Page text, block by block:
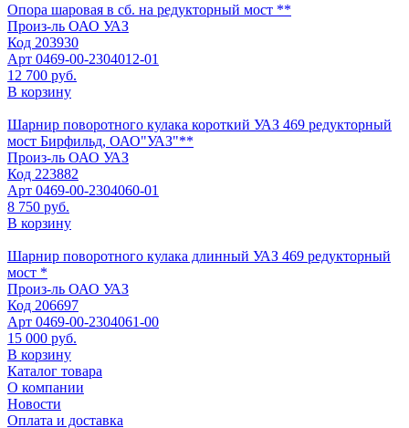
Опора шаровая в сб. на редукторный мост **
Произ-ль ОАО УАЗ
Код 203930
Арт 0469-00-2304012-01
12 700 руб.
В корзину
Шарнир поворотного кулака короткий УАЗ 469 редукторный
мост Бирфильд, ОАО"УАЗ"**
Произ-ль ОАО УАЗ
Код 223882
Арт 0469-00-2304060-01
8 750 руб.
В корзину
Шарнир поворотного кулака длинный УАЗ 469 редукторный
мост *
Произ-ль ОАО УАЗ
Код 206697
Арт 0469-00-2304061-00
15 000 руб.
В корзину
Каталог товара
О компании
Новости
Оплата и доставка